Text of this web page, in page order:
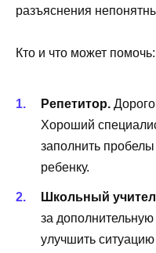
разъяснения
Кто и что может помочь:
Репетитор.
Хороший
заполнить
ребенку.
Школьный
за
улучшить